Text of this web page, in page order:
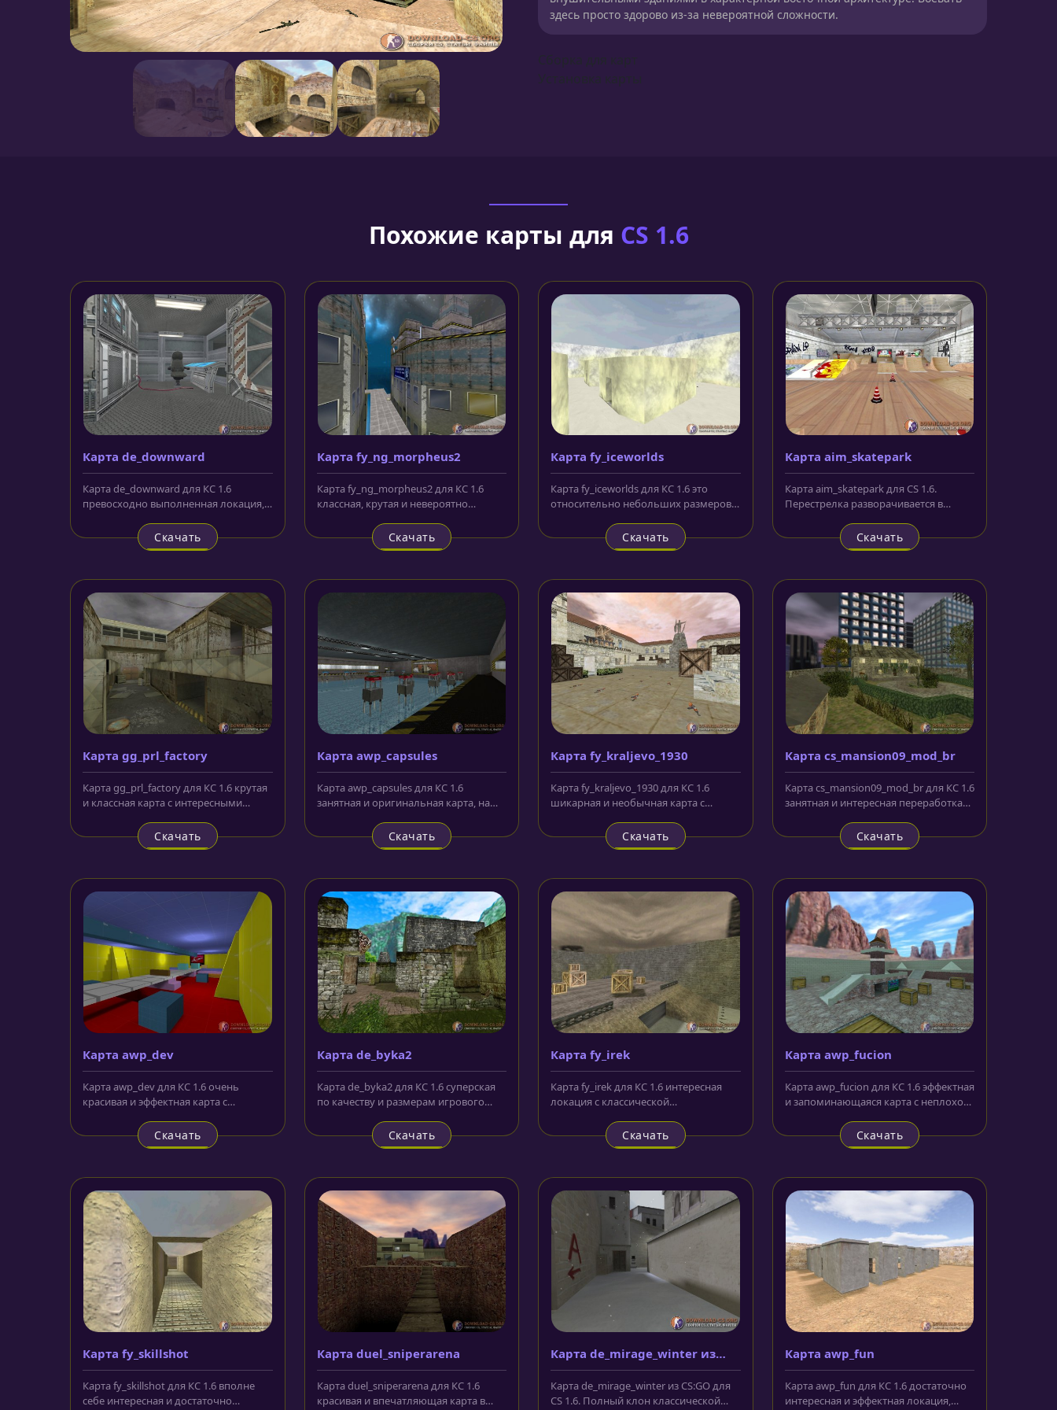
здесь просто здорово из-за невероятной сложности.
Похожие карты для CS 1.6
Карта de_downward
Карта de_downward для КС 1.6
превосходно выполненная локация,
Скачать
Карта fy_ng_morpheus2
Карта fy_ng_morpheus2 для КС 1.6
классная, крутая и невероятно
Скачать
Карта fy_iceworlds
Карта fy_iceworlds для КС 1.6 это
относительно небольших размеров
Скачать
Карта aim_skatepark
Карта aim_skatepark для CS 1.6.
Перестрелка разворачивается в
Скачать
Карта gg_prl_factory
Карта gg_prl_factory для КС 1.6 крутая
и классная карта с интересными
Скачать
Карта awp_capsules
Карта awp_capsules для КС 1.6
занятная и оригинальная карта, на
Скачать
Карта fy_kraljevo_1930
Карта fy_kraljevo_1930 для КС 1.6
шикарная и необычная карта с
Скачать
Карта cs_mansion09_mod_br
Карта cs_mansion09_mod_br для КС 1.6
занятная и интересная переработка
Скачать
Карта awp_dev
Карта awp_dev для КС 1.6 очень
красивая и эффектная карта с
цветовым...
Скачать
Карта de_byka2
Карта de_byka2 для КС 1.6 суперская
по качеству и размерам игрового
Скачать
Карта fy_irek
Карта fy_irek для КС 1.6 интересная
локация с классической
Любопытна...
Скачать
Карта awp_fucion
Карта awp_fucion для КС 1.6 эффектная
и запоминающаяся карта с неплохой
Скачать
Карта fy_skillshot
Карта fy_skillshot для КС 1.6 вполне
себе интересная и достаточно
Карта duel_sniperarena
Карта duel_sniperarena для КС 1.6
красивая и впечатляющая карта в
Карта de_mirage_winter из
CS:GO
Карта de_mirage_winter из CS:GO для
CS 1.6. Полный клон классической
Карта awp_fun
Карта awp_fun для КС 1.6 достаточно
интересная и эффектная локация,